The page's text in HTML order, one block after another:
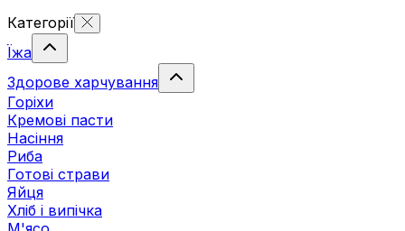
Категорії
Їжа
Здорове харчування
Горіхи
Кремові пасти
Насіння
Риба
Готові страви
Яйця
Хліб і випічка